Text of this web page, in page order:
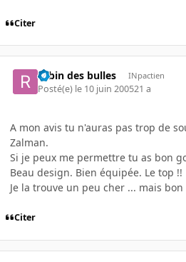
Citer
robin des bulles INpactien
Posté(e) le 10 juin 200521 a
A mon avis tu n'auras pas trop de
Zalman.
Si je peux me permettre tu as bon
Beau design. Bien équipée. Le top !!
Je la trouve un peu cher ... mais
Citer